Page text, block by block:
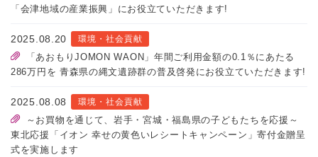
「会津地域の産業振興」にお役立ていただきます!
2025.08.20 環境・社会貢献
「あおもりJOMON WAON」年間ご利用金額の0.1％にあたる
286万円を 青森県の縄文遺跡群の普及啓発にお役立ていただきます!
2025.08.08 環境・社会貢献
～お買物を通じて、岩手・宮城・福島県の子どもたちを応援～
東北応援「イオン 幸せの黄色いレシートキャンペーン」寄付金贈呈
式を実施します